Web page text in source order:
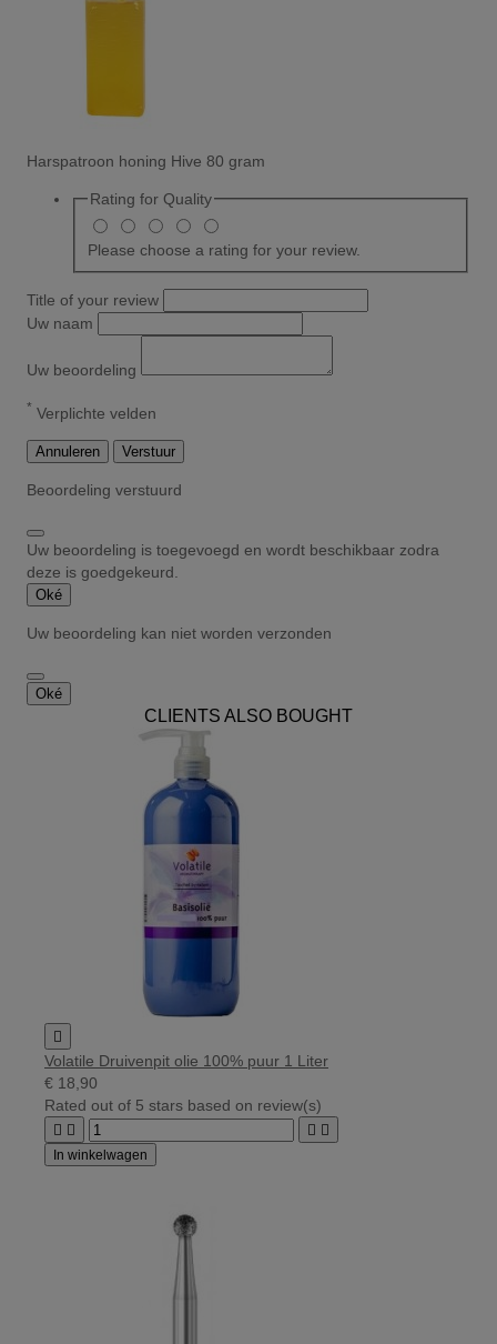
Harspatroon honing Hive 80 gram
Rating for Quality
Please choose a rating for your review.
Title of your review
Uw naam
Uw beoordeling
* Verplichte velden
Annuleren Verstuur
Beoordeling verstuurd
Uw beoordeling is toegevoegd en wordt beschikbaar zodra
deze is goedgekeurd.
Oké
Uw beoordeling kan niet worden verzonden
Oké
CLIENTS ALSO BOUGHT

Volatile Druivenpit olie 100% puur 1 Liter
€ 18,90
Rated out of 5 stars based on review(s)
   
In winkelwagen